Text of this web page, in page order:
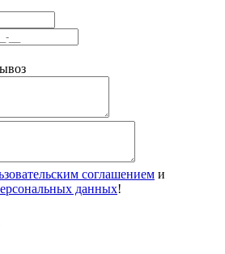
соглашением и
данных!